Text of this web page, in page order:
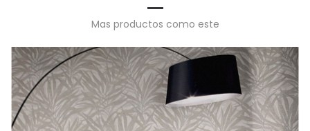
Mas productos como este